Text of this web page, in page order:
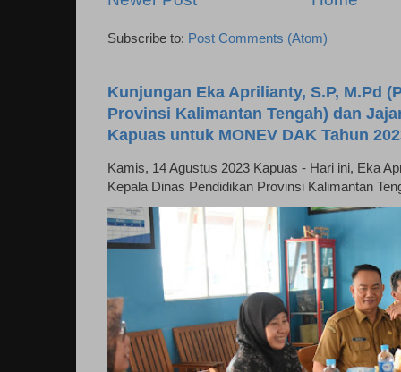
Subscribe to: Post Comments (Atom)
Kunjungan Eka Aprilianty, S.P, M.Pd
Provinsi Kalimantan Tengah) dan
Kapuas untuk MONEV DAK Tahun
Kamis, 14 Agustus 2023 Kapuas - Hari ini, Eka
Kepala Dinas Pendidikan Provinsi Kalimantan